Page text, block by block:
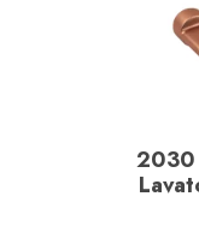
2030